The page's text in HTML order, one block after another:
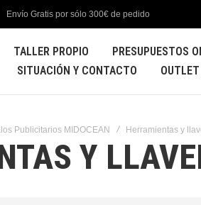
Envío Gratis por sólo 300€ de pedido
TALLER PROPIO PRESUPUESTOS
SITUACIÓN Y CONTACTO
OUTLET
Publicitarios MIDOCEAN Herramientas y
Y